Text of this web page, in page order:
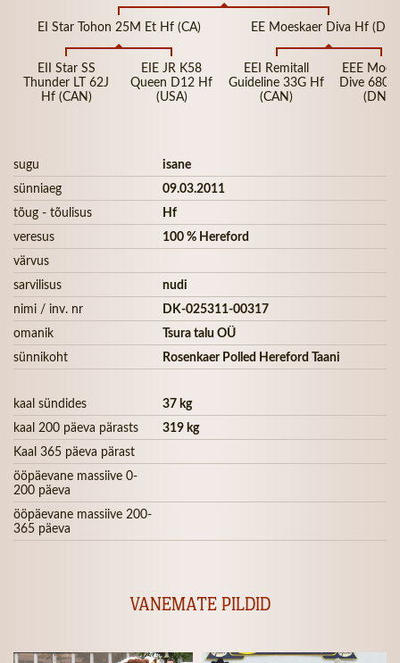
EI Star Tohon 25M Et Hf (CA) EE Moeskaer Diva Hf
EII Star SS
Thunder LT 62J
Hf (CAN)
EIE JR K58
Queen D12 Hf
(USA)
EEI Remitall
Guideline 33G Hf
(CAN)
EEE
Dive 680-
(DNK)
sugu
isane
sünniaeg
09.03.2011
tõug - tõulisus
Hf
veresus
100 % Hereford
värvus
sarvilisus
nudi
nimi / inv. nr
DK-025311-00317
omanik
Tsura talu OÜ
sünnikoht
Rosenkaer Polled Hereford Taani
kaal sündides
37 kg
kaal 200 päeva pärasts
319 kg
Kaal 365 päeva pärast
ööpäevane massiive 0-
200 päeva
ööpäevane massiive 200-
365 päeva
VANEMATE PILDID